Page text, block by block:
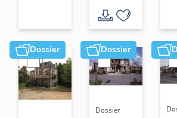
Dossier Dossier
Dossier